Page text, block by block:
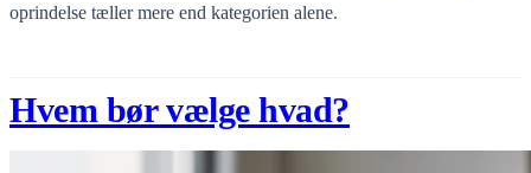
oprindelse tæller mere end kategorien alene.
Hvem bør vælge hvad?